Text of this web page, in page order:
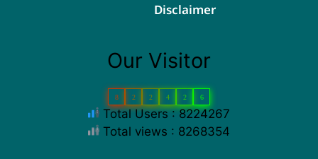
Disclaimer
Our Visitor
8 2 2 4 2 6
Total Users : 8224267
Total views : 8268354